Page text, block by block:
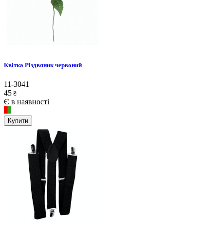
Квітка Різдвяник червоний
11-3041
45 ₴
Є в наявності
Купити